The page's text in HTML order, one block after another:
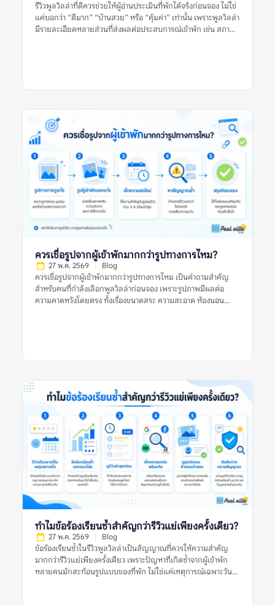
รีวิวพูลวิลล่าที่ดีควรช่วยให้ผู้อ่านประเมินที่พักได้จริงก่อนจอง ไม่ใช่
แค่บอกว่า “ดีมาก” “บ้านสวย” หรือ “คุ้มค่า” เท่านั้น เพราะพูลวิลล่า
มีรายละเอียดหลายส่วนที่ส่งผลต่อประสบการณ์เข้าพัก เช่น สภาพ
เพียงอย่างเดียว ควรดูหลายสัญญาณร่วมกัน ทั้งรูปจริงจากผู้เข้าพัก
ตัดสินใจ รีวิวพูลวิลล่าที่ดีหมายถึงอะไร? รีวิวพูลวิลล่าที่ดี คือรีวิวที่
ให้ข้อมูลเพียงพอสำหรับการตัดสินใจ ไม่ได้มีประโยชน์แค่เพราะให้
คะแนนสูง แต่ต้องบอกให้ชัดว่าที่พักดีในด้านใด มีข้อจำกัดอะไร
และเหมาะกับผู้เข้าพักแบบไหน รีวิวที่ดีควรตอบคำถามสำคัญ เช่น
บ้านตรงกับรูปไหม สระสะอาดหรือเปล่า ห้องนอนพอสำหรับจำนวน
คนจริงไหม ห้องน้ำใช้งานสะดวกไหม ทำเลเดินทางง่ายหรือไม่ และมี
ค่าใช้จ่ายเพิ่มเติมที่ควรรู้ก่อนจองหรือเปล่า ตัวอย่างรีวิวที่มีประโยชน์
คือรีวิวที่บอกว่า “ไป 10 คน ห้องนอนพอดี เตียงเสริมใช้ได้ สระน้ำ
สะอาด แต่ทางเข้าค่อนข้างแคบ ควรใช้รถส่วนตัว” รีวิวแบบนี้ช่วยให้
ผู้อ่านประเมินได้ดีกว่าคำสั้น ๆ […]
ควรเชื่อรูปจากผู้เข้าพักมากกว่ารูปทางการไหม?
27 พ.ค. 2569 Blog
ควรเชื่อรูปจากผู้เข้าพักมากกว่ารูปทางการไหม เป็นคำถามสำคัญ
สำหรับคนที่กำลังเลือกพูลวิลล่าก่อนจอง เพราะรูปภาพมีผลต่อ
ความคาดหวังโดยตรง ทั้งเรื่องขนาดสระ ความสะอาด ห้องนอน
ทางการร่วมกัน แล้วตรวจหลายสัญญาณประกอบ เช่น วันที่ของรีวิว
และข้อมูลจากหลายแหล่ง ก่อนตัดสินใจจองพูลวิลล่า ควรเชื่อรูป
จากผู้เข้าพักมากกว่ารูปทางการไหม หมายถึงอะไร? ควรเชื่อรูปจากผู้
เข้าพักมากกว่ารูปทางการไหม หมายถึงการพิจารณาว่ารูปประเภทใด
น่าใช้เป็นข้อมูลประกอบการตัดสินใจมากกว่า ระหว่างรูปที่เจ้าของ
ที่พักหรือแพลตฟอร์มจัดทำอย่างเป็นทางการ กับรูปที่ผู้เข้าพักจริง
ถ่ายและแนบไว้ในรีวิว รูปทางการมักถ่ายด้วยแสงดี มุมดี และจัด
พื้นที่ให้ดูพร้อมที่สุด จึงช่วยให้เห็นภาพรวมของที่พักได้ชัด เช่น
โครงสร้างบ้าน สไตล์การตกแต่ง มุมสระ พื้นที่นั่งเล่น และห้องนอน
หลัก แต่ข้อจำกัดคืออาจไม่สะท้อนสภาพปัจจุบัน หากรูปถ่ายไว้นาน
หรือถ่ายเฉพาะมุมที่ดีที่สุด ส่วนรูปจากผู้เข้าพักมักมีความเป็น
ธรรมชาติมากกว่า เห็นสภาพบ้านตอนใช้งานจริง เช่น สระหลังมีคน
เล่น ห้องน้ำที่ใช้งานจริง พื้นที่ครัว ที่จอดรถ หรือมุมที่รูปทางการไม่
ได้แสดง อย่างไรก็ตาม รูปจากผู้เข้าพักก็มีข้อจำกัดเช่นกัน เพราะ
อาจถ่ายในวันที่แสงไม่ดี มุมไม่สวย หรือสะท้อนเหตุการณ์เฉพาะวัน
ดังนั้น การเปรียบเทียบรูปทั้งสองประเภทจึงสำคัญกว่าการเลือกเชื่อ
ฝ่ายใดฝ่ายหนึ่งทั้งหมด […]
ทำไมข้อร้องเรียนซ้ำสำคัญกว่ารีวิวแย่เพียงครั้งเดียว?
27 พ.ค. 2569 Blog
ข้อร้องเรียนซ้ำในรีวิวพูลวิลล่าเป็นสัญญาณที่ควรให้ความสำคัญ
มากกว่ารีวิวแย่เพียงครั้งเดียว เพราะปัญหาที่เกิดซ้ำจากผู้เข้าพัก
หลายคนมักสะท้อนรูปแบบของที่พัก ไม่ใช่แค่เหตุการณ์เฉพาะวัน